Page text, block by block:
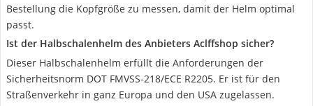
Bestellung die Kopfgröße zu messen, damit der Helm optimal
passt.
Ist der Halbschalenhelm des Anbieters Aclffshop sicher?
Dieser Halbschalenhelm erfüllt die Anforderungen der
Sicherheitsnorm DOT FMVSS-218/ECE R2205. Er ist für den
Straßenverkehr in ganz Europa und den USA zugelassen.